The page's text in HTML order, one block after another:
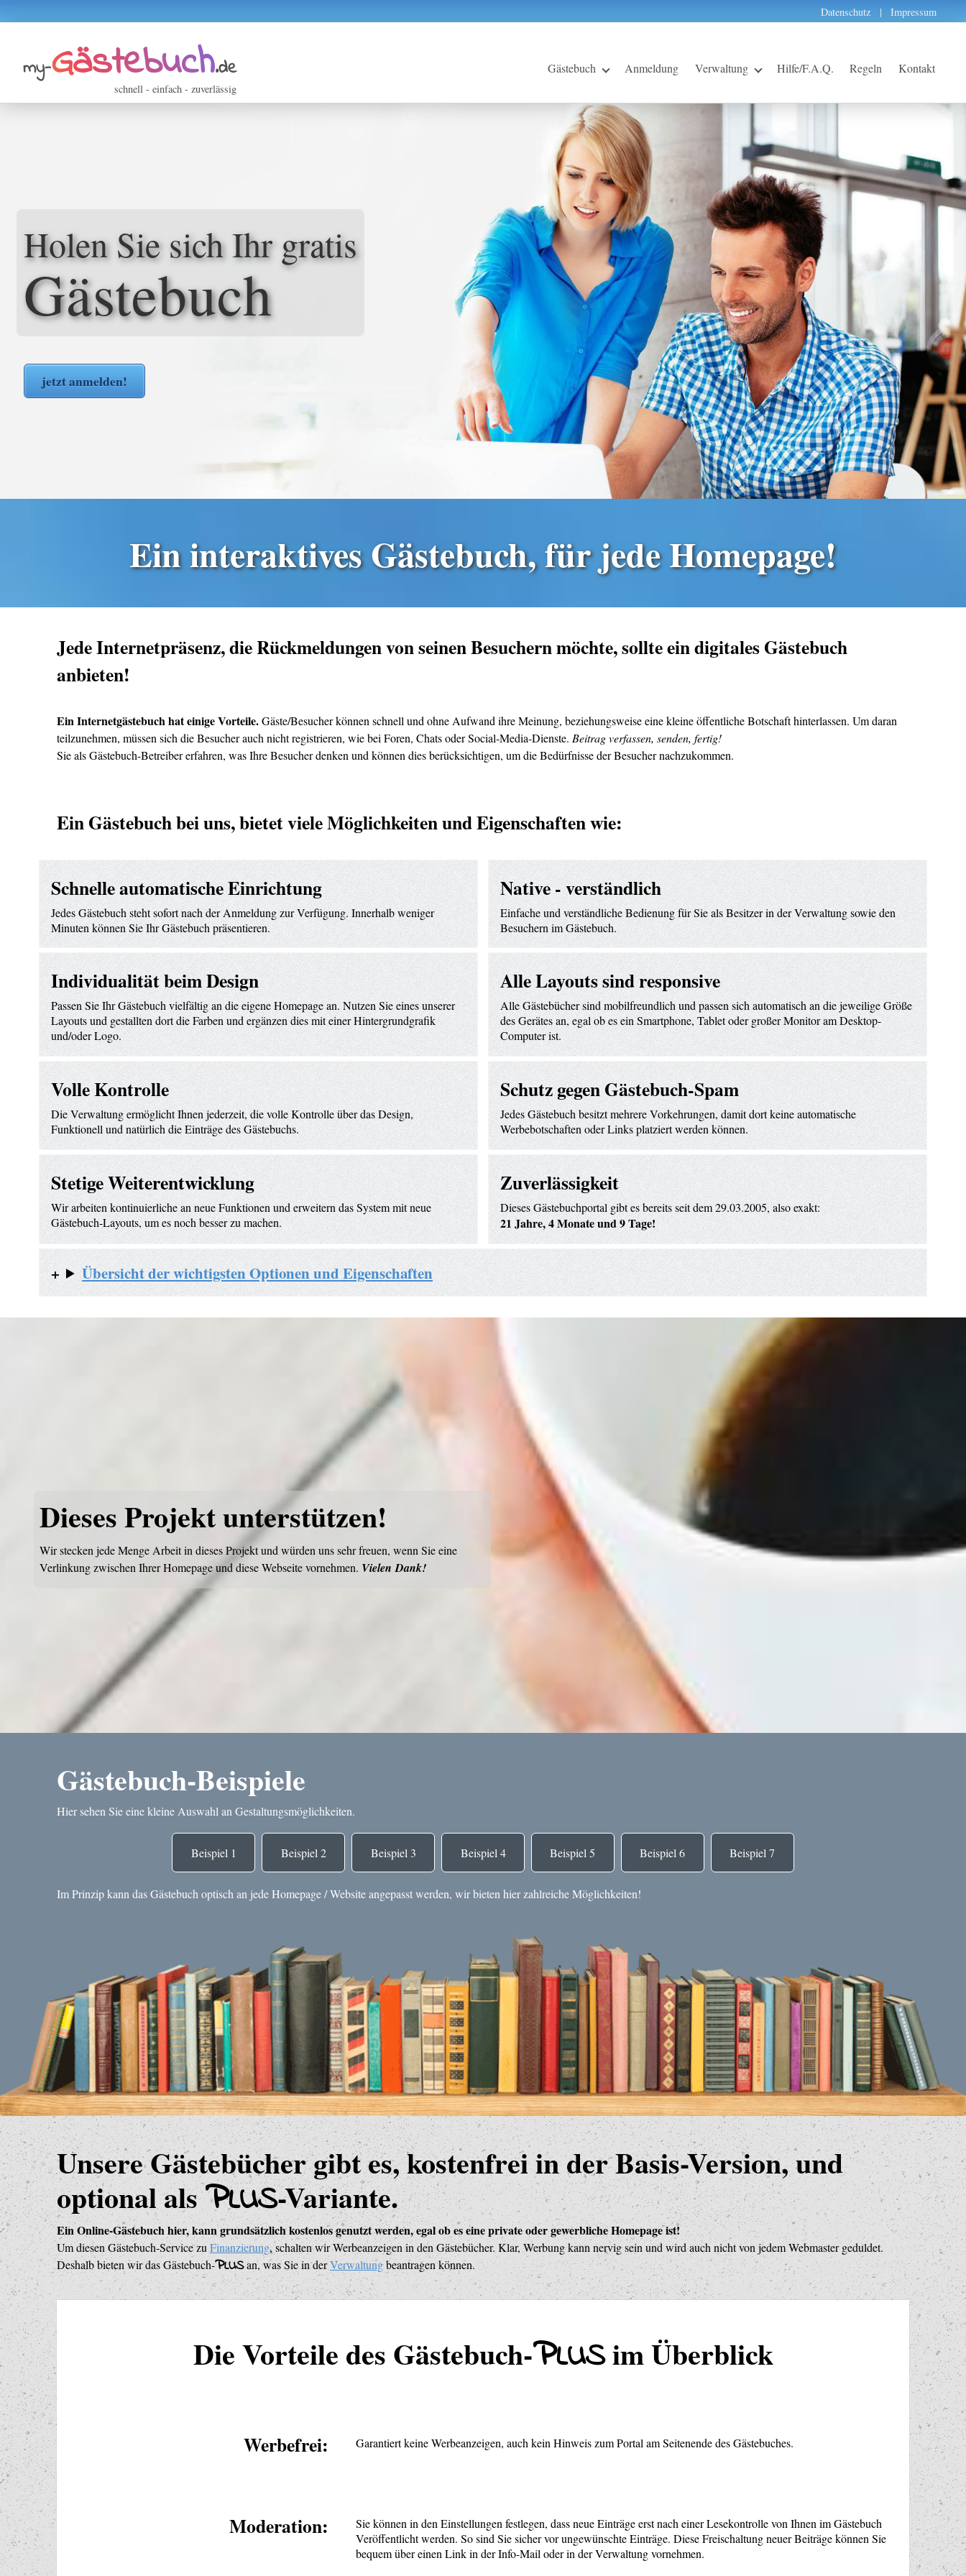
Holen Sie sich Ihr gratis
Gästebuch
jetzt anmelden!
Ein interaktives Gästebuch, für jede Homepage!
Jede Internetpräsenz, die Rückmeldungen von seinen Besuchern möchte, sollte ein digitales Gästebuch
anbieten!
Ein Internetgästebuch hat einige Vorteile.Gäste/Besucher können schnell und ohne Aufwand ihre Meinung, beziehungsweise eine kleine öffentliche Botschafthinterlassen. Um daran
teilzunehmen, müssen sich die Besucher auch nicht registrieren, wie bei Foren, Chats oder Social-Media-Dienste. Beitrag verfassen, senden, fertig!
Sie als Gästebuch-Betreiber erfahren, was Ihre Besucher denken und können dies berücksichtigen, um die Bedürfnisse der Besucher nachzukommen.
Ein Gästebuch bei uns, bietet viele Möglichkeiten und Eigenschaften wie:
Schnelle automatische Einrichtung
Jedes Gästebuch steht sofort nach der Anmeldung zur Verfügung. Innerhalb weniger
Minuten können Sie Ihr Gästebuch präsentieren.
Native - verständlich
Einfache und verständliche Bedienung für Sie als Besitzer in der Verwaltung sowie den
Besuchern im Gästebuch.
Individualität beim Design
Passen Sie Ihr Gästebuch vielfältig an die eigene Homepage an. Nutzen Sie eines unserer
Layouts und gestallten dort die Farben und ergänzen dies mit einer Hintergrundgrafik
und/oder Logo.
Alle Layouts sind responsive
Alle Gästebücher sind mobilfreundlich und passen sich automatisch an die jeweilige Größe
des Gerätes an, egal ob es ein Smartphone, Tablet oder großer Monitor am Desktop-
Computer ist.
Volle Kontrolle
Die Verwaltung ermöglicht Ihnen jederzeit, die volle Kontrolle über das Design,
Funktionell und natürlich die Einträge des Gästebuchs.
Schutz gegen Gästebuch-Spam
Jedes Gästebuch besitzt mehrere Vorkehrungen, damit dort keine automatische
Werbebotschaften oder Links platziert werden können.
Stetige Weiterentwicklung
Wir arbeiten kontinuierliche an neue Funktionen und erweitern das System mit neue
Gästebuch-Layouts, um es noch besser zu machen.
Zuverlässigkeit
Dieses Gästebuchportal gibt es bereits seit dem 29.03.2005, also exakt:
21 Jahre, 4 Monate und 9 Tage!
Übersicht der wichtigsten Optionen und Eigenschaften
Dieses Projekt unterstützen!
Wir stecken jede Menge Arbeit in dieses Projekt und würden uns sehr freuen, wenn Sie eine
Verlinkung zwischen Ihrer Homepage und diese Webseite vornehmen. Vielen Dank!
Gästebuch-Beispiele
Hier sehen Sie eine kleine Auswahl an Gestaltungsmöglichkeiten.
Beispiel 1 Beispiel 2 Beispiel 3 Beispiel 4 Beispiel 5 Beispiel 6 Beispiel 7
Im Prinzip kann das Gästebuch optisch an jede Homepage / Website angepasst werden, wir bieten hier zahlreiche Möglichkeiten!
Unsere Gästebücher gibt es, kostenfrei in der Basis-Version, und
optional alsPLUS-Variante.
Ein Online-Gästebuch hier, kann grundsätzlich kostenlos genutzt werden, egal ob es eine private oder gewerbliche Homepage ist!
Um diesen Gästebuch-Service zuFinanzierung, schalten wir Werbeanzeigen in den Gästebücher. Klar, Werbung kann nervig sein und wird auch nicht von jedem Webmaster geduldet.
Deshalb bieten wir das Gästebuch-PLUSan, was Sie in derVerwaltungbeantragen können.
D.h.
Wir sammeln keine Benutzerdaten zum Verkauf und geben niemals Daten extern weiter!
Die Vorteile des Gästebuch-PLUSim Überblick
Werbefrei: Garantiert keine Werbeanzeigen, auch kein Hinweis zum Portal am Seitenende des Gästebuches.
Moderation:
Sie können in den Einstellungen festlegen, dass neue Einträge erst nach einer Lesekontrolle von Ihnen im Gästebuch
Veröffentlicht werden. So sind Sie sicher vor ungewünschte Einträge. Diese Freischaltung neuer Beiträge können Sie
bequem über einen Link in der Info-Mail oder in der Verwaltung vornehmen.
my-Gästebuch.de
schnell - einfach - zuverlässig
Gästebuch Anmeldung Verwaltung Hilfe/F.A.Q. Regeln Kontakt
Datenschutz Impressum